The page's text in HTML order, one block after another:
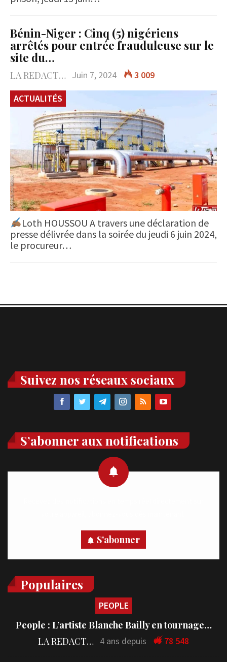
Bénin-Niger : Cinq (5) nigériens
arrêtés pour entrée frauduleuse sur le
site du…
LA REDACTION Juin 7, 2024
3 009
ACTUALITÉS
Loth HOUSSOU A travers une déclaration de
presse délivrée dans la soirée du jeudi 6 juin 2024,
le procureur…
Suivez nos réseaux sociaux
S’abonner aux notifications
S'abonner
Populaires
PEOPLE
People : L’artiste Blanche Bailly en tournage…
LA REDACTION 4 ans depuis 78 548